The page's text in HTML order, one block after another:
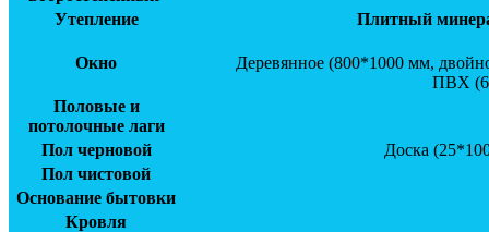
Утепление
Плитный
Окно
Деревянное (800*1000 мм,
ПВХ
Половые и
потолочные лаги
Пол черновой
Доска
Пол чистовой
Основание бытовки
Кровля